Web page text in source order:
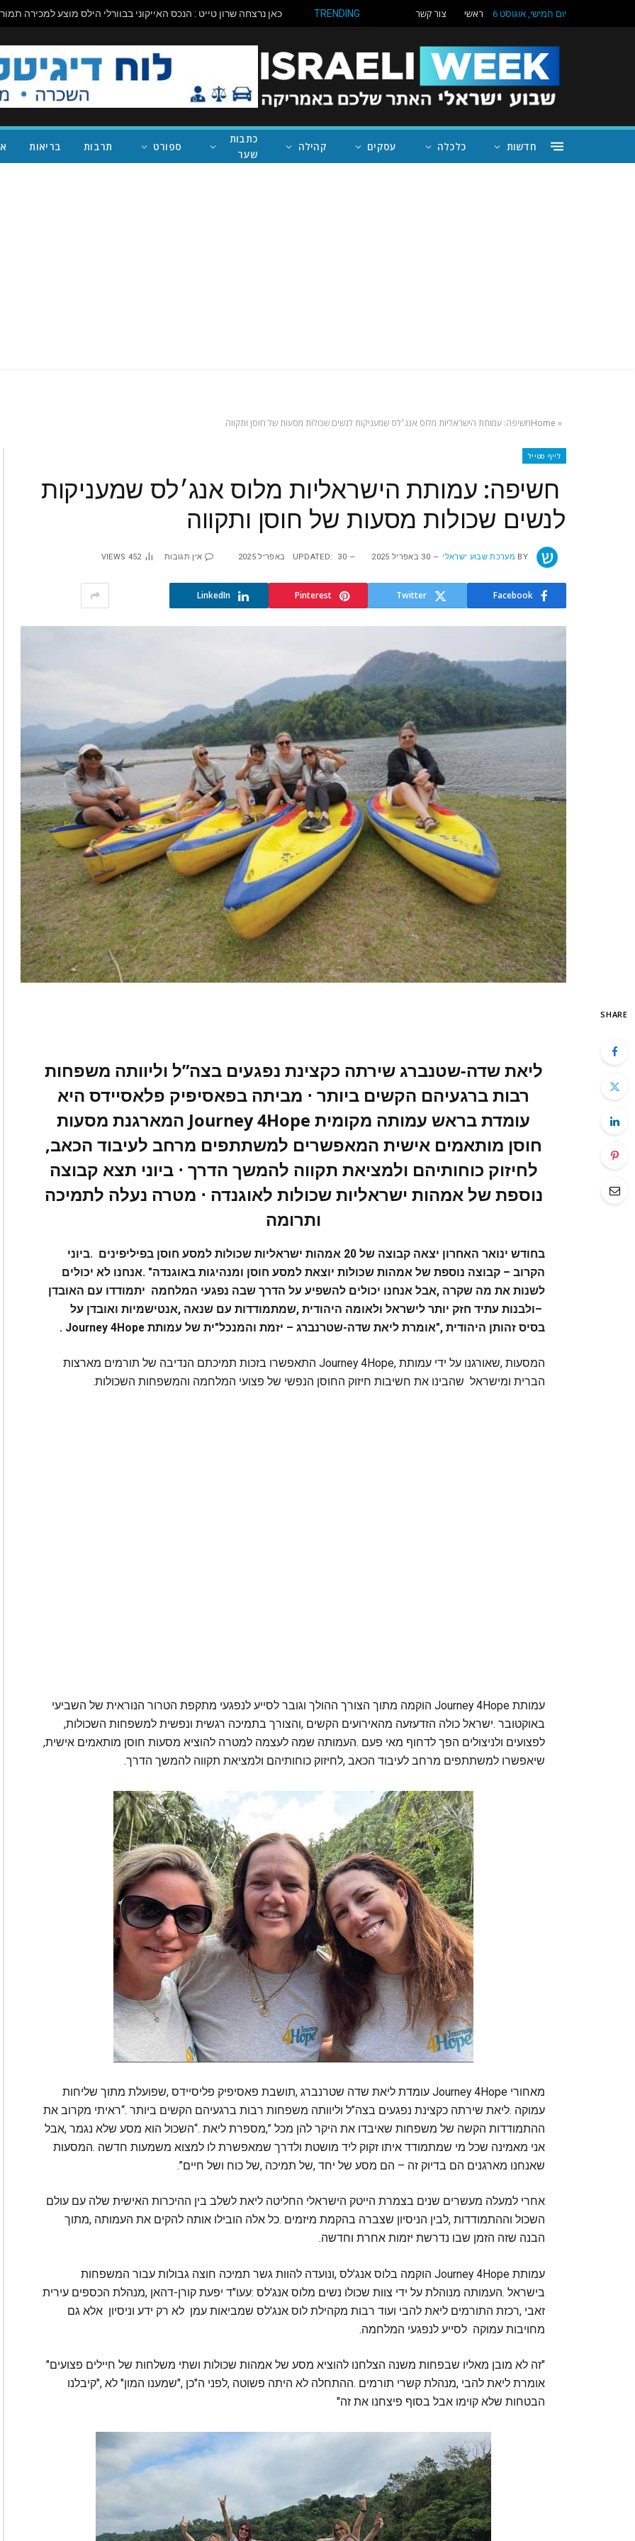
יום חמישי, אוגוסט 6 ראשי צור קשר TRENDING
חדשות כלכלה עסקים קהילה
כתבות
שער
ספורט תרבות בריאות
Home »
לייף סטייל
‭ ‬חשיפה: עמותת הישראליות מלוס אנג׳לס שמעניקות
לנשים שכולות ‬מסעות‭ ‬של‭ ‬חוסן‭ ‬ותקווה
BY מערכת שבוע ישראלי 30 באפריל 2025 UPDATED: 30 באפריל 2025 אין תגובות 452
VIEWS
Facebook
Twitter
Pinterest
LinkedIn
SHARE
‬עומדת‭ ‬בראש‭ ‬עמותה‭ ‬מקומית‭
Journey 4Hope
‬ותרומה
‬בסיס‭ ‬זהותן‭ ‬היהודית‭", ‬אומרת‭ ‬ליאת‭ ‬שדה‭-‬שטרנברג‭ ‬‮–‬‭ ‬יזמת‭ ‬והמנכל‭"‬ית‭ ‬של‭ ‬עמותת ‭ ‬Journey 4Hope.
‬הברית‭ ‬ומישראל‭ ‬שהבינו‭ ‬את‭ ‬חשיבות‭ ‬חיזוק‭ ‬החוסן‭ ‬הנפשי‭ ‬של‭ ‬פצועי‭ ‬המלחמה‭ ‬והמשפחות‭ ‬השכולות‭. ‬
‬באוקטובר‭. ‬ישראל‭ ‬כולה‭ ‬הזדעזעה‭ ‬מהאירועים‭ ‬הקשים‭, ‬והצורך‭ ‬בתמיכה‭ ‬רגשית‭ ‬ונפשית‭ ‬למשפחות‭ ‬השכולות‭,
‬לפצועים‭ ‬ולניצולים‭ ‬הפך‭ ‬לדחוף‭ ‬מאי‭ ‬פעם‭. ‬העמותה‭ ‬שמה‭ ‬לעצמה‭ ‬למטרה‭ ‬להוציא‭ ‬מסעות‭ ‬חוסן‭ ‬מותאמים‭ ‬אישית‭,
‬שיאפשרו‭ ‬למשתתפים‭ ‬מרחב‭ ‬לעיבוד‭ ‬הכאב‭, ‬לחיזוק‭ ‬כוחותיהם‭ ‬ולמציאת‭ ‬תקווה‭ ‬להמשך‭ ‬הדרך‭.‬
‬שאנחנו‭ ‬מארגנים‭ ‬הם‭ ‬בדיוק‭ ‬זה‭ ‬‮–‬‭ ‬הם‭ ‬מסע‭ ‬של‭ ‬יחד‭, ‬של‭ ‬תמיכה‭, ‬של‭ ‬כוח‭ ‬ושל‭ ‬חיים”‭.‬
‬הבנה‭ ‬שזה‭ ‬הזמן‭ ‬שבו‭ ‬נדרשת‭ ‬יזמות‭ ‬אחרת‭ ‬וחדשה‭. ‬
‬מחויבות‭ ‬עמוקה‭ ‬לסייע‭ ‬לנפגעי‭ ‬המלחמה‭. ‬
‮"‬זה‭ ‬לא‭ ‬מובן‭ ‬מאליו‭ ‬שבפחות‭ ‬משנה‭ ‬הצלחנו‭ ‬להוציא‭ ‬מסע‭ ‬של‭ ‬אמהות‭ ‬שכולות‭ ‬ושתי‭ ‬משלחות‭ ‬של‭ ‬חיילים‭ ‬פצועים‭"
‬הבטחות‭ ‬שלא‭ ‬קוימו‭ ‬אבל‭ ‬בסוף‭ ‬פיצחנו‭ ‬את‭ ‬זה‮"‬